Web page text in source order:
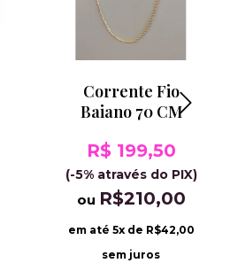
Corrente Fio
Baiano 70 CM
R$ 199,50
(-5% através do PIX)
ou R$210,00
em até 5x de R$42,00
sem juros